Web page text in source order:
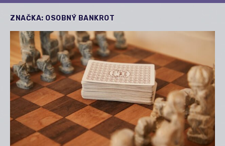
ZNAČKA: OSOBNÝ BANKROT